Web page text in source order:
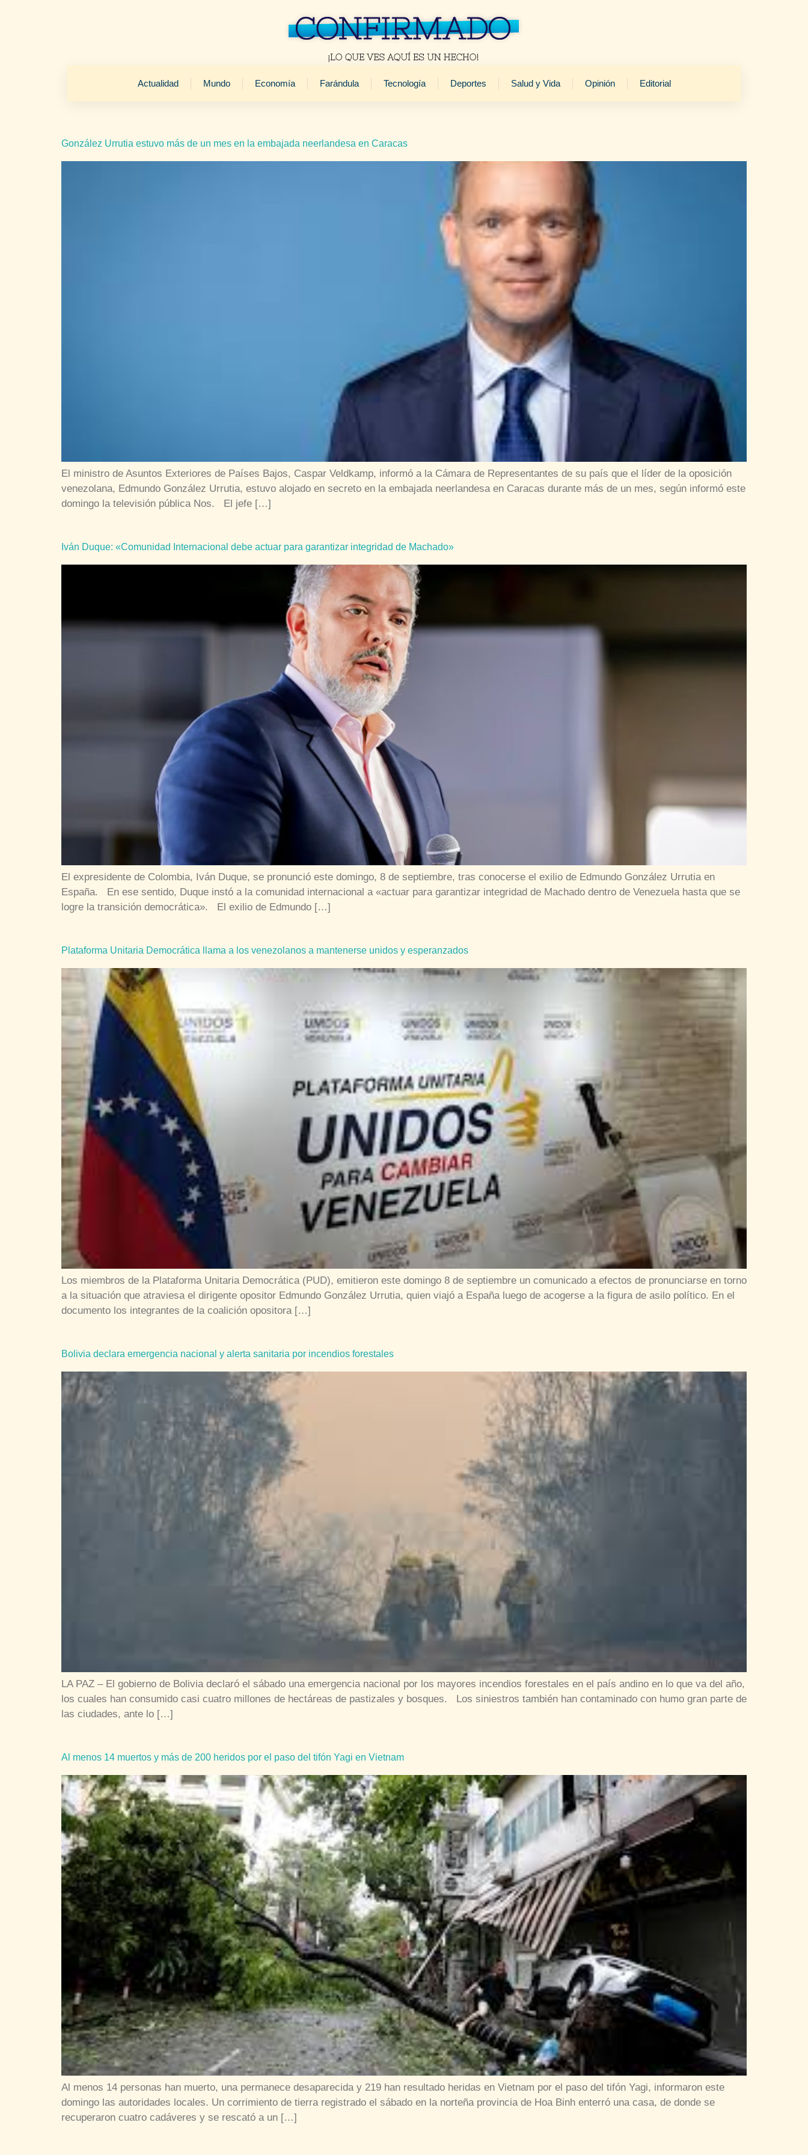
Actualidad Mundo Economía Farándula Tecnología Deportes Salud y Vida Opinión Editorial
González Urrutia estuvo más de un mes en la embajada neerlandesa en Caracas
El ministro de Asuntos Exteriores de Países Bajos, Caspar Veldkamp, informó a la Cámara de Representantes de su país que el líder de la oposición
venezolana, Edmundo González Urrutia, estuvo alojado en secreto en la embajada neerlandesa en Caracas durante más de un mes, según informó este
domingo la televisión pública Nos. El jefe […]
Iván Duque: «Comunidad Internacional debe actuar para garantizar integridad de Machado»
El expresidente de Colombia, Iván Duque, se pronunció este domingo, 8 de septiembre, tras conocerse el exilio de Edmundo González Urrutia en
España. En ese sentido, Duque instó a la comunidad internacional a «actuar para garantizar integridad de Machado dentro de Venezuela hasta que se
logre la transición democrática». El exilio de Edmundo […]
Plataforma Unitaria Democrática llama a los venezolanos a mantenerse unidos y esperanzados
Los miembros de la Plataforma Unitaria Democrática (PUD), emitieron este domingo 8 de septiembre un comunicado a efectos de pronunciarse en torno
a la situación que atraviesa el dirigente opositor Edmundo González Urrutia, quien viajó a España luego de acogerse a la figura de asilo político. En el
documento los integrantes de la coalición opositora […]
Bolivia declara emergencia nacional y alerta sanitaria por incendios forestales
LA PAZ – El gobierno de Bolivia declaró el sábado una emergencia nacional por los mayores incendios forestales en el país andino en lo que va del año,
los cuales han consumido casi cuatro millones de hectáreas de pastizales y bosques. Los siniestros también han contaminado con humo gran parte de
las ciudades, ante lo […]
Al menos 14 muertos y más de 200 heridos por el paso del tifón Yagi en Vietnam
Al menos 14 personas han muerto, una permanece desaparecida y 219 han resultado heridas en Vietnam por el paso del tifón Yagi, informaron este
domingo las autoridades locales. Un corrimiento de tierra registrado el sábado en la norteña provincia de Hoa Binh enterró una casa, de donde se
recuperaron cuatro cadáveres y se rescató a un […]